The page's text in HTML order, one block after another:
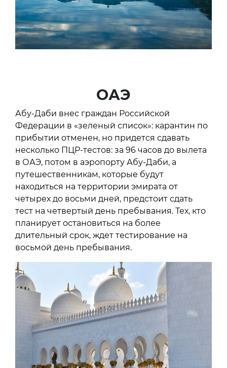
ОАЭ
Абу-Даби внес граждан Российской
Федерации в «зеленый список»: карантин по
прибытии отменен, но придется сдавать
несколько ПЦР-тестов: за 96 часов до вылета
в ОАЭ, потом в аэропорту Абу-Даби, а
путешественникам, которые будут
находиться на территории эмирата от
четырех до восьми дней, предстоит сдать
тест на четвертый день пребывания. Тех, кто
планирует остановиться на более
длительный срок, ждет тестирование на
восьмой день пребывания.